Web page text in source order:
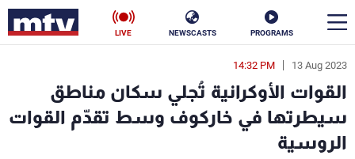
PROGRAMS
NEWSCASTS
LIVE
13 Aug 2023
14:32 PM
القوات الأوكرانية تُجلي سكان مناطق
سيطرتها في خاركوف وسط تقدّم القوات
الروسية
en
الأخبار
سياسة